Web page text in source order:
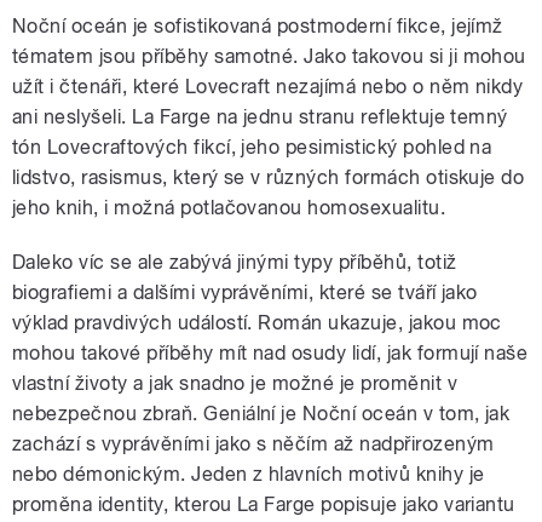
Noční oceán je sofistikovaná postmoderní fikce, jejímž
tématem jsou příběhy samotné. Jako takovou si ji mohou
užít i čtenáři, které Lovecraft nezajímá nebo o něm nikdy
ani neslyšeli. La Farge na jednu stranu reflektuje temný
tón Lovecraftových fikcí, jeho pesimistický pohled na
lidstvo, rasismus, který se v různých formách otiskuje do
jeho knih, i možná potlačovanou homosexualitu.
Daleko víc se ale zabývá jinými typy příběhů, totiž
biografiemi a dalšími vyprávěními, které se tváří jako
výklad pravdivých událostí. Román ukazuje, jakou moc
mohou takové příběhy mít nad osudy lidí, jak formují naše
vlastní životy a jak snadno je možné je proměnit v
nebezpečnou zbraň. Geniální je Noční oceán v tom, jak
zachází s vyprávěními jako s něčím až nadpřirozeným
nebo démonickým. Jeden z hlavních motivů knihy je
proměna identity, kterou La Farge popisuje jako variantu